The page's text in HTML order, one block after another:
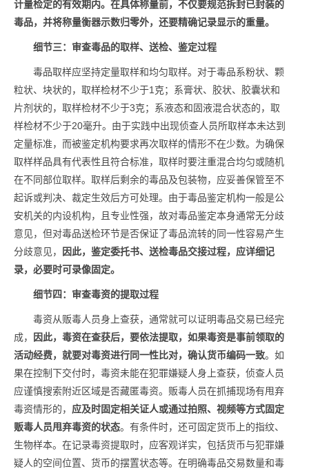
计量检定的有效期内。在具体称量前，不仅要规范拆封已封装的
毒品，并将称量衡器示数归零外，还要精确记录显示的重量。
细节三：审查毒品的取样、送检、鉴定过程
毒品取样应坚持定量取样和均匀取样。对于毒品系粉状、颗
粒状、块状的，取样检材不少于1克；系膏状、胶状、胶囊状和
片剂状的，取样检材不少于3克；系液态和固液混合状态的，取
样检材不少于20毫升。由于实践中出现侦查人员所取样本未达到
定量标准，而被鉴定机构要求再次取样的情形不在少数。为确保
取样样品具有代表性且符合标准，取样时要注重混合均匀或随机
在不同部位取样。取样后剩余的毒品及包装物，应妥善保管至不
起诉或判决、裁定生效后方可处理。由于毒品鉴定机构一般是公
安机关的内设机构，且专业性强，故对毒品鉴定本身通常无分歧
意见，但对毒品送检环节是否保证了毒品流转的同一性容易产生
分歧意见，
因此，鉴定委托书、送检毒品交接过程，应详细记
录，必要时可录像固定。
细节四：审查毒资的提取过程
毒资从贩毒人员身上查获，通常就可以证明毒品交易已经完
成，
因此，毒资在查获后，要依法提取，如果毒资是事前领取的
活动经费，就要对毒资进行同一性比对，确认货币编码一致。如
果在控制下交付时，毒资未能在犯罪嫌疑人身上查获，侦查人员
应谨慎搜索附近区域是否藏匿毒资。贩毒人员在抓捕现场有甩弃
毒资情形的， 应及时固定相关证人或通过拍照、视频等方式固定
贩毒人员甩弃毒资的状态。有条件时，还可固定货币上的指纹、
生物样本。在记录毒资提取时，应客观详实，包括货币与犯罪嫌
疑人的空间位置、货币的摆置状态等。在明确毒品交易数量和毒